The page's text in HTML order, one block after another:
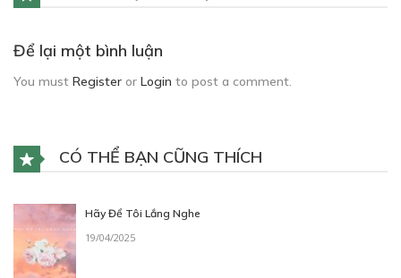
Để lại một bình luận
You must Register or Login to post a comment.
CÓ THỂ BẠN CŨNG THÍCH
Hãy Để Tôi Lắng Nghe
19/04/2025